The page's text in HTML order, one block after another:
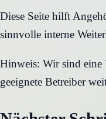
Diese Seite hilft
sinnvolle interne
Hinweis: Wir sind eine
geeignete Betreiber